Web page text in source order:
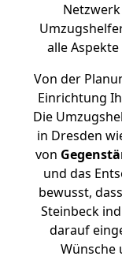
alle
Von der
Einrichtung
Die
in Dresden
von
und das
bewusst,
Steinbeck
darauf
Wünsche